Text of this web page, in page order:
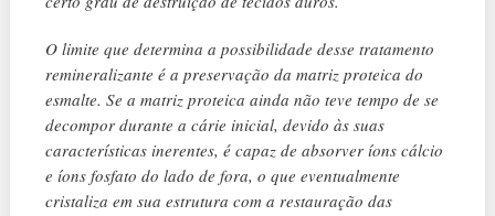
O limite que determina a possibilidade desse tratamento
remineralizante é a preservação da matriz proteica do
esmalte. Se a matriz proteica ainda não teve tempo de se
decompor durante a cárie inicial, devido às suas
características inerentes, é capaz de absorver íons cálcio
e íons fosfato do lado de fora, o que eventualmente
cristaliza em sua estrutura com a restauração das